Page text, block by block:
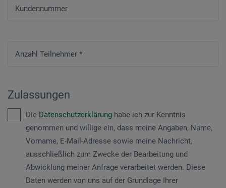
Kundennummer
Anzahl Teilnehmer *
Zulassungen
Die Datenschutzerklärung habe ich zur Kenntnis
genommen und willige ein, dass meine Angaben, Name,
Vorname, E-Mail-Adresse sowie meine Nachricht,
ausschließlich zum Zwecke der Bearbeitung und
Abwicklung meiner Anfrage verarbeitet werden. Diese
Daten werden von uns auf der Grundlage Ihrer